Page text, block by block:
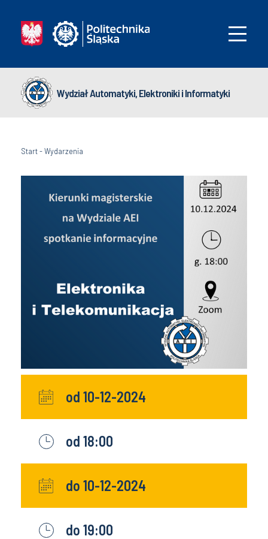
Wydział Automatyki, Elektroniki i Informatyki
Start-Wydarzenia
od 10-12-2024
od 18:00
do 10-12-2024
do 19:00